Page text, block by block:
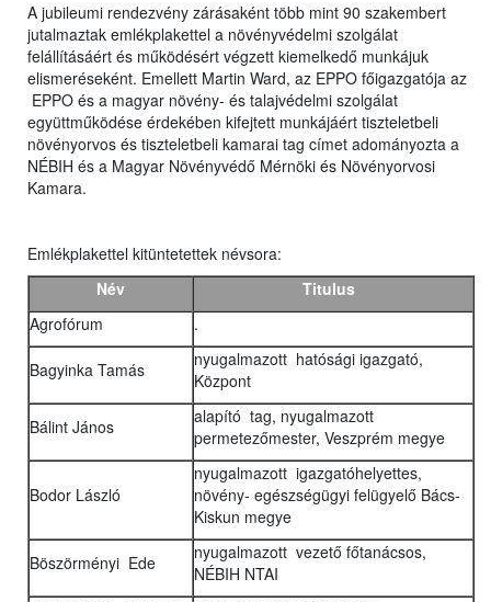
A jubileumi rendezvény zárásaként több mint 90 szakembert
jutalmaztak emlékplakettel a növényvédelmi szolgálat
felállításáért és működésért végzett kiemelkedő munkájuk
elismeréseként. Emellett Martin Ward, az EPPO főigazgatója az
EPPO és a magyar növény- és talajvédelmi szolgálat
együttműködése érdekében kifejtett munkájáért tiszteletbeli
növényorvos és tiszteletbeli kamarai tag címet adományozta a
NÉBIH és a Magyar Növényvédő Mérnöki és Növényorvosi
Kamara.
Emlékplakettel kitüntetettek névsora:
Név
Titulus
Agrofórum
.
Bagyinka Tamás
nyugalmazott hatósági igazgató,
Központ
Bálint János
alapító tag, nyugalmazott
permetezőmester, Veszprém megye
Bodor László
nyugalmazott igazgatóhelyettes,
növény- egészségügyi felügyelő Bács-
Kiskun megye
Böszörményi Ede
nyugalmazott vezető főtanácsos,
NÉBIH NTAI